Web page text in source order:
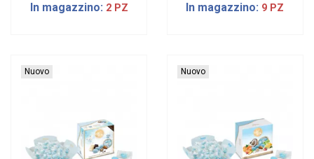
In magazzino: 2 PZ
In magazzino: 9 PZ
Nuovo Nuovo